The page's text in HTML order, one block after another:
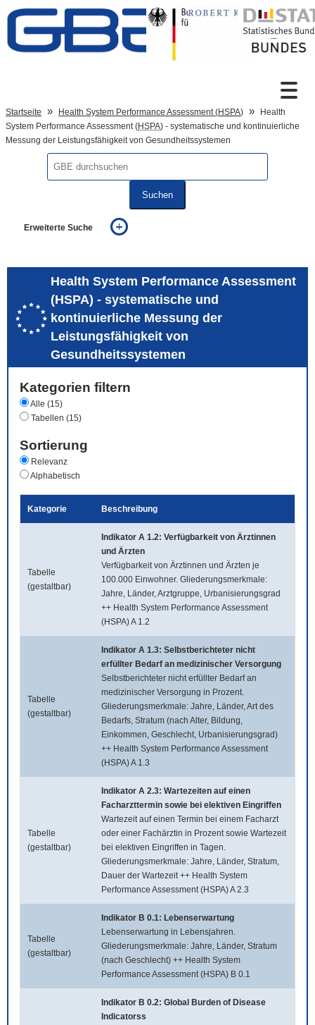
Zum Inhalt
Sprachumschaltung
Startseite Health System Performance Assessment (HSPA)
Health
System Performance Assessment (HSPA) - systematische und kontinuierliche
Messung der Leistungsfähigkeit von Gesundheitssystemen
Suchen
Erweiterte Suche
auch in allen Texten suchen (Volltextsuche)
auch Synonyme einbeziehen
auch ähnlich geschriebenes einbeziehen
Health System Performance Assessment
(HSPA) - systematische und
kontinuierliche Messung der
Leistungsfähigkeit von
Gesundheitssystemen
Kategorien filtern
Alle (15)
Tabellen (15)
Sortierung
Relevanz
Alphabetisch
Kategorie Beschreibung
Tabelle
(gestaltbar)
Indikator A 1.2: Verfügbarkeit von Ärztinnen
und Ärzten
Verfügbarkeit von Ärztinnen und Ärzten je
100.000 Einwohner. Gliederungsmerkmale:
Jahre, Länder, Arztgruppe, Urbanisierungsgrad
++ Health System Performance Assessment
(HSPA) A 1.2
Tabelle
(gestaltbar)
Indikator A 1.3: Selbstberichteter nicht
erfüllter Bedarf an medizinischer Versorgung
Selbstberichteter nicht erfüllter Bedarf an
medizinischer Versorgung in Prozent.
Gliederungsmerkmale: Jahre, Länder, Art des
Bedarfs, Stratum (nach Alter, Bildung,
Einkommen, Geschlecht, Urbanisierungsgrad)
++ Health System Performance Assessment
(HSPA) A 1.3
Tabelle
(gestaltbar)
Indikator A 2.3: Wartezeiten auf einen
Facharzttermin sowie bei elektiven Eingriffen
Wartezeit auf einen Termin bei einem Facharzt
oder einer Fachärztin in Prozent sowie Wartezeit
bei elektiven Eingriffen in Tagen.
Gliederungsmerkmale: Jahre, Länder, Stratum,
Dauer der Wartezeit ++ Health System
Performance Assessment (HSPA) A 2.3
Tabelle
(gestaltbar)
Indikator B 0.1: Lebenserwartung
Lebenserwartung in Lebensjahren.
Gliederungsmerkmale: Jahre, Länder, Stratum
(nach Geschlecht) ++ Health System
Performance Assessment (HSPA) B 0.1
Indikator B 0.2: Global Burden of Disease
Indicatorss